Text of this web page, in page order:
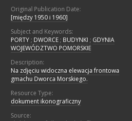
Original Publication Date:
[między 1950 i 1960]
Subject and Keywords:
PORTY ; DWORCE ; BUDYNKI ; GDYNIA
WOJEWÓDZTWO POMORSKIE
Description:
Na zdjęciu widoczna elewacja frontowa
gmachu Dworca Morskiego.
Resource Type:
dokument ikonograficzny
Source: